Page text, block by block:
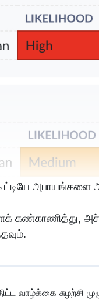
அபாயங்களை
கண்காணித்து,
சுழற்சி